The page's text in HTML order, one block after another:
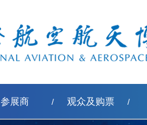
参展商 / 观众及购票 /